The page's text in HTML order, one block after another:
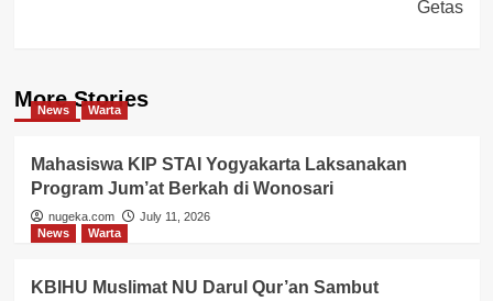
Getas
More Stories
News Warta
Mahasiswa KIP STAI Yogyakarta Laksanakan
Program Jum’at Berkah di Wonosari
nugeka.com
July 11, 2026
News
Warta
KBIHU Muslimat NU Darul Qur’an Sambut